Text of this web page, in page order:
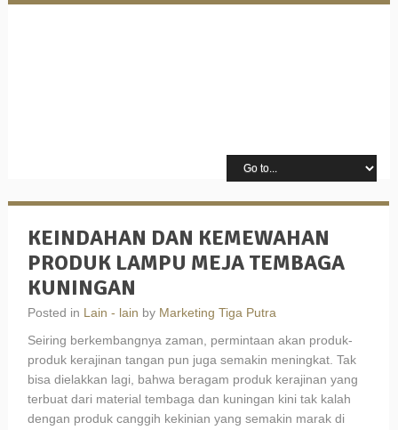
KEINDAHAN DAN KEMEWAHAN
PRODUK LAMPU MEJA TEMBAGA
KUNINGAN
Posted in Lain - lain by Marketing Tiga Putra
Seiring berkembangnya zaman, permintaan akan produk-
produk kerajinan tangan pun juga semakin meningkat. Tak
bisa dielakkan lagi, bahwa beragam produk kerajinan yang
terbuat dari material tembaga dan kuningan kini tak kalah
dengan produk canggih kekinian yang semakin marak di